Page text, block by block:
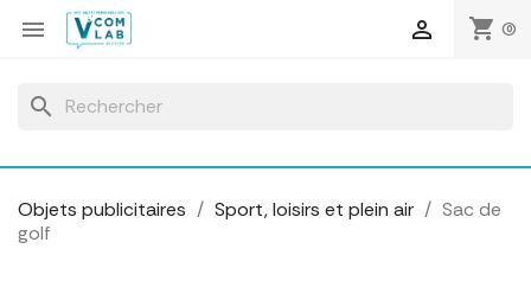
 shopping_cart (0)

search
Objets publicitaires Sport, loisirs et plein air
Sac de
golf
Panneau de gestion des cookies